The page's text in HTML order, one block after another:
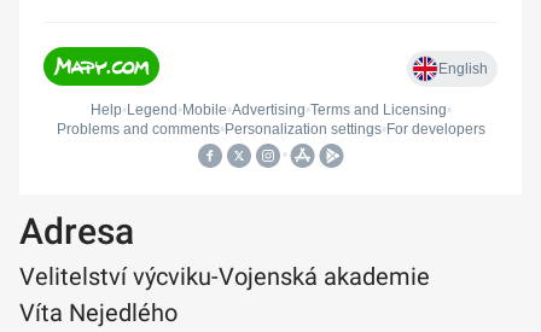
Adresa
Velitelství výcviku-Vojenská akademie
Víta Nejedlého